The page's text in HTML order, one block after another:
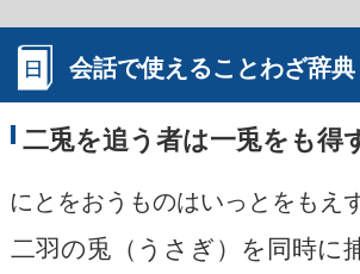
会話で使えることわざ辞典
二兎を追う者は一兎をも得
にとをおうものはいっとをもえ
二羽の兎（うさぎ）を同時に